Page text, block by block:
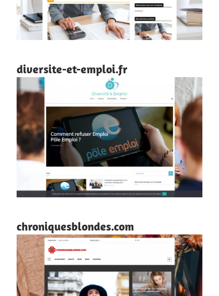
diversite-et-emploi.fr
chroniquesblondes.com